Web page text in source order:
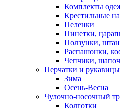
Комплекты
Крестильные
Пеленки
Пинетки,
Ползунки,
Распашонки,
Чепчики,
Перчатки и рукавицы
Зима
Осень-Весна
Чулочно-носочный
Колготки